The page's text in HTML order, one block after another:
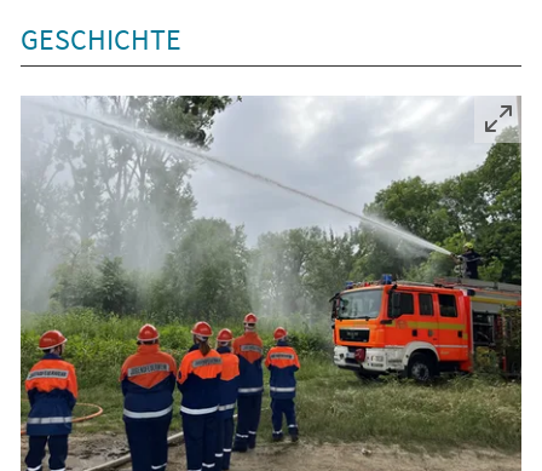
GESCHICHTE